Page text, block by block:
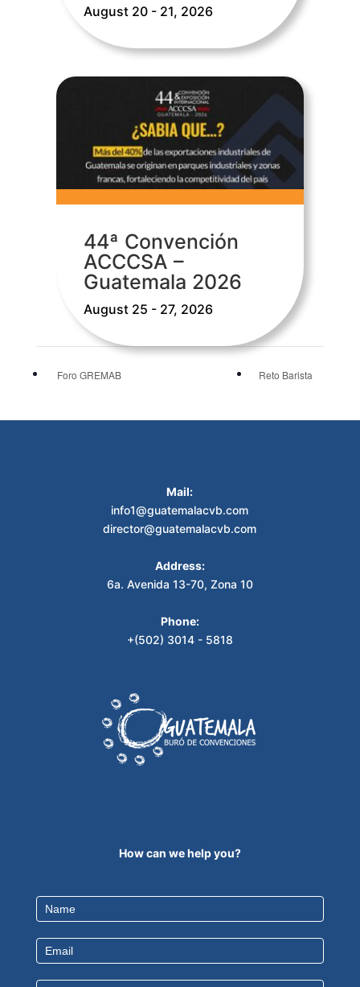
August 20 - 21, 2026
44ª Convención
ACCCSA –
Guatemala 2026
August 25 - 27, 2026
Foro GREMAB Reto Barista
Mail:
info1@guatemalacvb.com
director@guatemalacvb.com
Address:
6a. Avenida 13-70, Zona 10
Phone:
+(502) 3014 - 5818
How can we help you?
Contact
Us
EN